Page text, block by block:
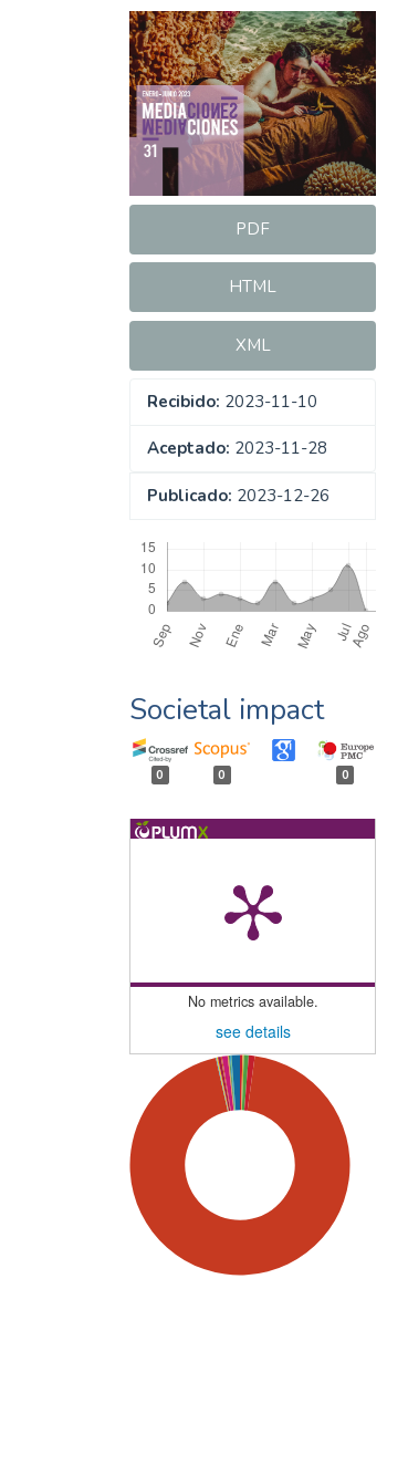
Barra
lateral
del
artículo
PDF
HTML
XML
Recibido: 2023-11-10
Aceptado: 2023-11-28
Publicado: 2023-12-26
Societal impact
0 0 0
No metrics available.
see details